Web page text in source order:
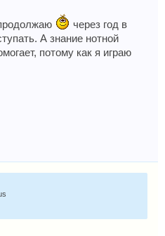
через год в
А знание нотной
потому как я играю